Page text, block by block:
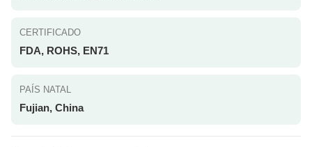
CERTIFICADO
FDA, ROHS, EN71
PAÍS NATAL
Fujian, China